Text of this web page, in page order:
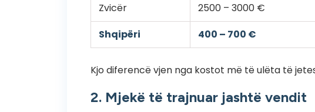
Zvicër
2500 – 3000 €
Shqipëri
400 – 700 €
Kjo diferencë vjen nga kostot më të ulëta të
2. Mjekë të trajnuar jashtë vendit